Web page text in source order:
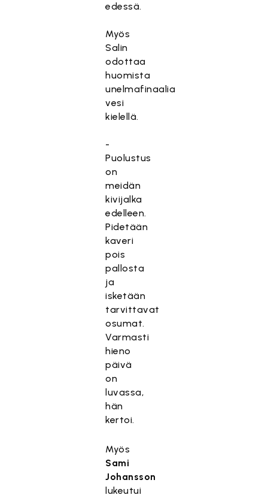
edessä.
Myös
Salin
odottaa
huomista
unelmafinaalia
vesi
kielellä.
-
Puolustus
on
meidän
kivijalka
edelleen.
Pidetään
kaveri
pois
pallosta
ja
isketään
tarvittavat
osumat.
Varmasti
hieno
päivä
on
luvassa,
hän
kertoi.
Myös
Sami
Johansson
lukeutui